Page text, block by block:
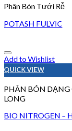
Phân Bón Tưới Rễ
POTASH FULVIC
Add to Wishlist
QUICK VIEW
PHÂN BÓN DẠNG
LONG
BIO NITROGEN –